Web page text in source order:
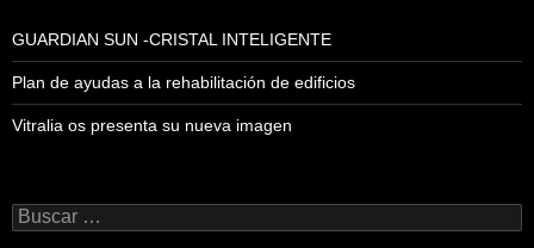
GUARDIAN SUN -CRISTAL INTELIGENTE
Plan de ayudas a la rehabilitación de edificios
Vitralia os presenta su nueva imagen
Buscar: